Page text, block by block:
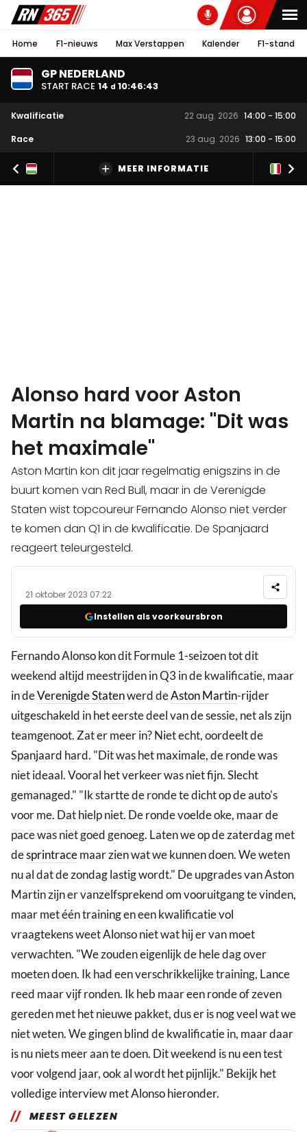
Home F1-nieuws Max Verstappen Kalender F1-stand
GP NEDERLAND
START RACE 14 d 10:46:42
Kwalificatie 22 aug. 2026 14:00 - 15:00
Race
23 aug. 2026 13:00 - 15:00
MEER INFORMATIE
Alonso hard voor Aston
Martin na blamage: "Dit was
het maximale"
Aston Martin kon dit jaar regelmatig enigszins in de
buurt komen van Red Bull, maar in de Verenigde
Staten wist topcoureur Fernando Alonso niet verder
te komen dan Q1 in de kwalificatie. De Spanjaard
reageert teleurgesteld.
21 oktober 2023 07:22
Instellen als voorkeursbron
Fernando Alonso kon dit Formule 1-seizoen tot dit
weekend altijd meestrijden in Q3 in de kwalificatie, maar
in deVerenigde Statenwerd deAston Martin-rijder
uitgeschakeld in het eerste deel van de sessie, net als zijn
teamgenoot. Zat er meer in? Niet echt, oordeelt de
Spanjaard hard. "Dit was het maximale, de ronde was
niet ideaal. Vooral het verkeer was niet fijn. Slecht
gemanaged." "Ik startte de ronde te dicht op de auto's
voor me. Dat hielp niet. De ronde voelde oke, maar de
pace was niet goed genoeg. Laten we op de zaterdag met
desprintracemaar zien wat we kunnen doen. We weten
nu al dat de zondag lastig wordt." De upgrades van Aston
Martin zijn er vanzelfsprekend om vooruitgang te vinden,
maar met één training en een kwalificatie vol
vraagtekens weet Alonso niet wat hij er van moet
verwachten. "We zouden eigenlijk de hele dag over
moeten doen. Ik had een verschrikkelijke training, Lance
reed maar vijf ronden. Ik heb maar een ronde of zeven
gereden met het nieuwe pakket, dus er is nog veel wat we
niet weten. We gingen blind de kwalificatie in, maar daar
is nu niets meer aan te doen. Dit weekend is nu een test
voor volgend jaar, ook al wordt het pijnlijk." Bekijk het
volledige interview met Alonso hieronder.
MEEST GELEZEN